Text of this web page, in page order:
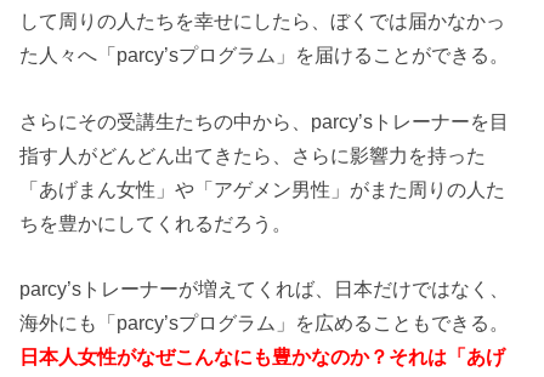
して周りの人たちを幸せにしたら、ぼくでは届かなかっ
た人々へ「parcy’sプログラム」を届けることができる。
さらにその受講生たちの中から、parcy’sトレーナーを目
指す人がどんどん出てきたら、さらに影響力を持った
「あげまん女性」や「アゲメン男性」がまた周りの人た
ちを豊かにしてくれるだろう。
parcy’sトレーナーが増えてくれば、日本だけではなく、
海外にも「parcy’sプログラム」を広めることもできる。
日本人女性がなぜこんなにも豊かなのか？それは「あげ